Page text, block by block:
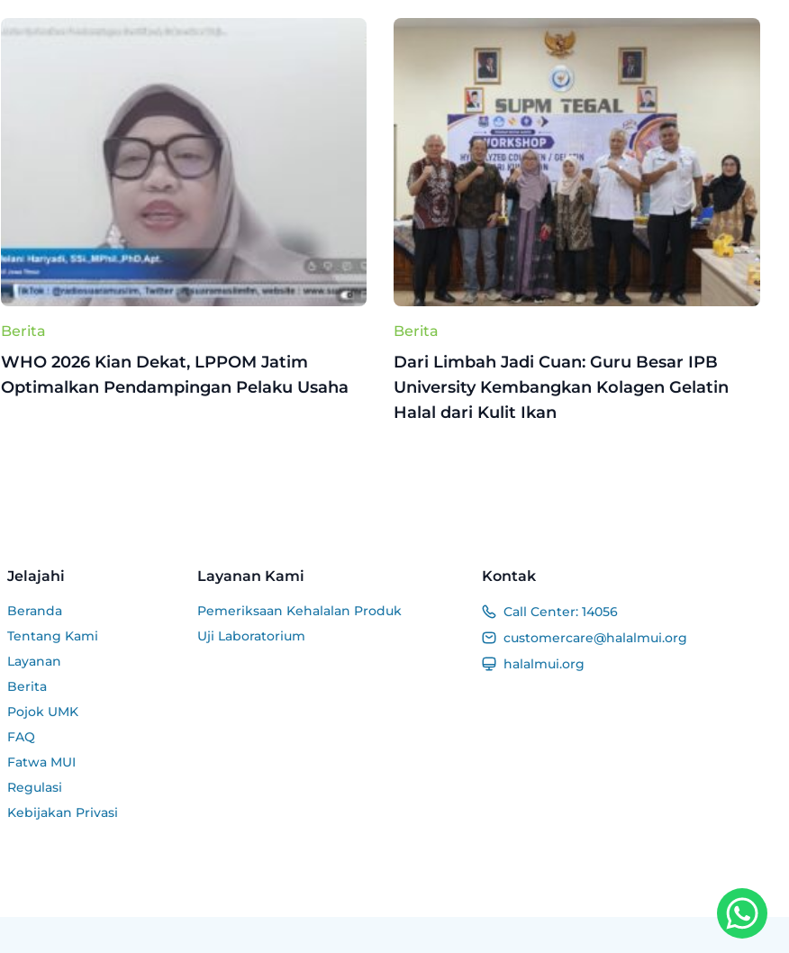
Berita
WHO 2026 Kian Dekat, LPPOM Jatim
Optimalkan Pendampingan Pelaku Usaha
Berita
Dari Limbah Jadi Cuan: Guru Besar IPB
University Kembangkan Kolagen Gelatin
Halal dari Kulit Ikan
Jelajahi
Beranda
Tentang Kami
Layanan
Berita
Pojok UMK
FAQ
Fatwa MUI
Regulasi
Kebijakan Privasi
Layanan Kami
Pemeriksaan Kehalalan Produk
Uji Laboratorium
Kontak
Call Center: 14056
customercare@halalmui.org
halalmui.org